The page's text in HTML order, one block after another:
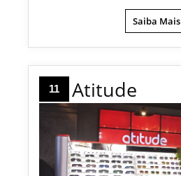
Saiba Mais
11 Atitude